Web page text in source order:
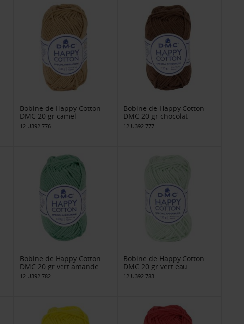
Bobine de Happy Cotton
DMC 20 gr camel
12 U392 776
Bobine de Happy Cotton
DMC 20 gr chocolat
12 U392 777
Bobine de Happy Cotton
DMC 20 gr vert amande
12 U392 782
Bobine de Happy Cotton
DMC 20 gr vert eau
12 U392 783